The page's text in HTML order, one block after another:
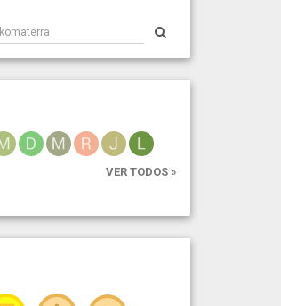
VER TODOS »